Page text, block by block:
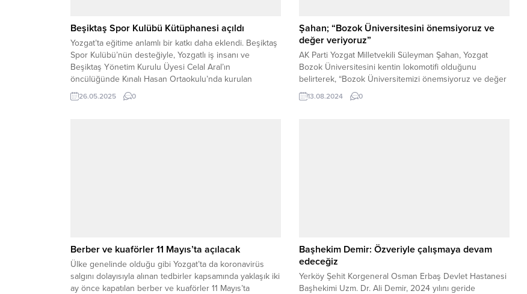
Beşiktaş Spor Kulübü Kütüphanesi açıldı
Yozgat’ta eğitime anlamlı bir katkı daha eklendi. Beşiktaş
Spor Kulübü’nün desteğiyle, Yozgatlı iş insanı ve
Beşiktaş Yönetim Kurulu Üyesi Celal Aral’ın
öncülüğünde Kınalı Hasan Ortaokulu’nda kurulan
Beşiktaş Spor Kulübü Kütüphanesi, düzenlenen törenle
hizmete açıldı. Açılış törenine Yozgat Valisi Mehmet Ali
26.05.2025 0
Şahan; “Bozok Üniversitesini önemsiyoruz ve
değer veriyoruz”
AK Parti Yozgat Milletvekili Süleyman Şahan, Yozgat
Bozok Üniversitesini kentin lokomotifi olduğunu
belirterek, “Bozok Üniversitemizi önemsiyoruz ve değer
veriyoruz.” dedi.
13.08.2024 0
Berber ve kuaförler 11 Mayıs’ta açılacak
Ülke genelinde olduğu gibi Yozgat’ta da koronavirüs
salgını dolayısıyla alınan tedbirler kapsamında yaklaşık iki
ay önce kapatılan berber ve kuaförler 11 Mayıs’ta
Başhekim Demir: Özveriyle çalışmaya devam
edeceğiz
Yerköy Şehit Korgeneral Osman Erbaş Devlet Hastanesi
Başhekimi Uzm. Dr. Ali Demir, 2024 yılını geride